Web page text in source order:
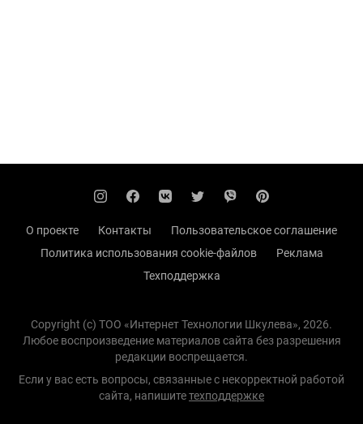
О проекте Контакты
Пользовательское соглашение
Политика использования cookie-файлов
Реклама
Техподдержка
Copyright (с) TOO «Интернет Технологии Шкулева», 2026.
Любое воспроизведение материалов сайта без разрешения
редакции воспрещается.
Если у вас есть вопросы, связанные с некорректной работой
сайта, напишитетехподдержке